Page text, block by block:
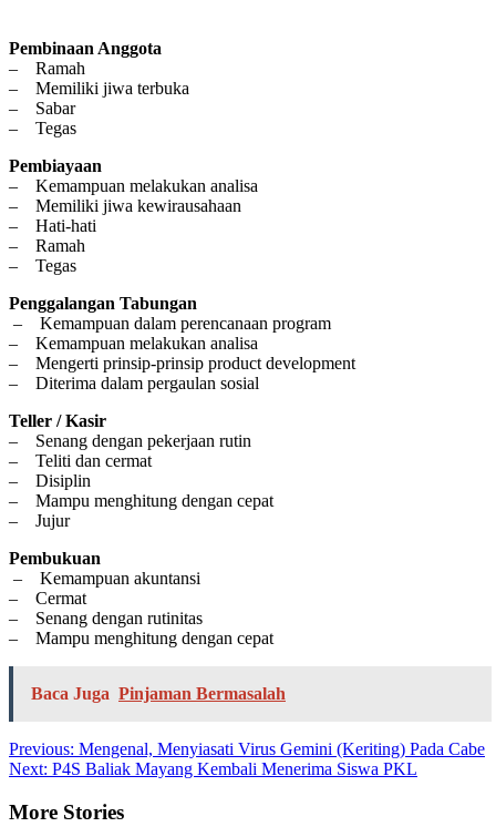
Pembinaan Anggota
– Ramah
– Memiliki jiwa terbuka
– Sabar
– Tegas
Pembiayaan
– Kemampuan melakukan analisa
– Memiliki jiwa kewirausahaan
– Hati-hati
– Ramah
– Tegas
Penggalangan Tabungan
– Kemampuan dalam perencanaan program
– Kemampuan melakukan analisa
– Mengerti prinsip-prinsip product development
– Diterima dalam pergaulan sosial
Teller / Kasir
– Senang dengan pekerjaan rutin
– Teliti dan cermat
– Disiplin
– Mampu menghitung dengan cepat
– Jujur
Pembukuan
– Kemampuan akuntansi
– Cermat
– Senang dengan rutinitas
– Mampu menghitung dengan cepat
Baca Juga Pinjaman Bermasalah
Post
navigation
Previous: Mengenal, Menyiasati Virus Gemini (Keriting) Pada Cabe
Next: P4S Baliak Mayang Kembali Menerima Siswa PKL
More Stories